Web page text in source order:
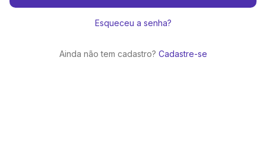
Esqueceu a senha?
Ainda não tem cadastro? Cadastre-se